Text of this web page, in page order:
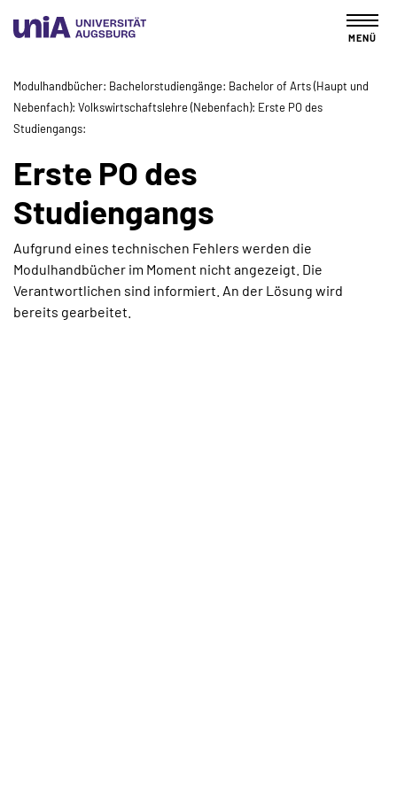
MENÜ
Modulhandbücher Bachelorstudiengänge Bachelor of Arts (Haupt und
Nebenfach) Volkswirtschaftslehre (Nebenfach) Erste PO des
Studiengangs
Erste PO des
Studiengangs
Aufgrund eines technischen Fehlers werden die
Modulhandbücher im Moment nicht angezeigt. Die
Verantwortlichen sind informiert. An der Lösung wird
bereits gearbeitet.